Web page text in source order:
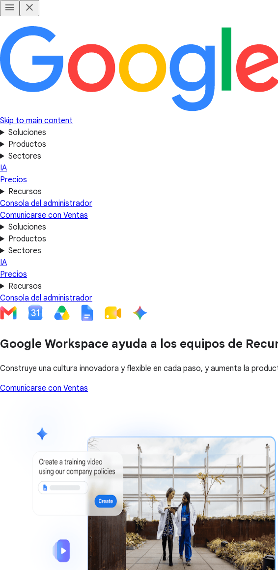
Skip to main content
Soluciones
Productos
Sectores
IA
Precios
Recursos
Consola del administrador
Comunicarse con Ventas
Soluciones
Productos
Sectores
IA
Precios
Recursos
Consola del administrador
Google Workspace ayuda a los equipos de
Construye una cultura innovadora y flexible en cada paso, y aumenta la
Comunicarse con Ventas